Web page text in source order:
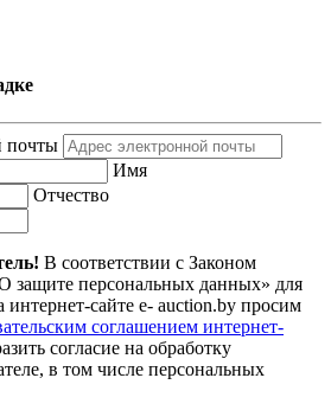
почты
Имя
Отчество
В соответствии с Законом
защите персональных данных» для
сайте e- auction.by просим
соглашением интернет-
согласие на обработку
в том числе персональных